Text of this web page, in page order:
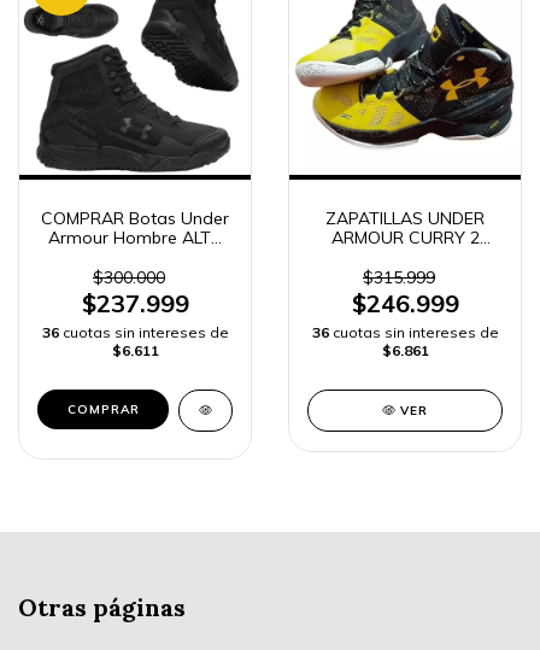
COMPRAR Botas Under
Armour Hombre ALTA
$300.000
$237.999
36 cuotas sin intereses de
$6.611
COMPRAR
ZAPATILLAS UNDER
ARMOUR CURRY 2
GARANTIZADA | ENVÍO
RÁPIDO
$315.999
$246.999
36 cuotas sin intereses de
$6.861
VER
Otras páginas